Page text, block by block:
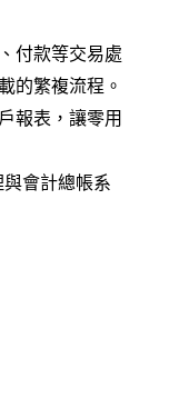
付款等交易處
的繁複流程。
報表，讓零用
會計總帳系